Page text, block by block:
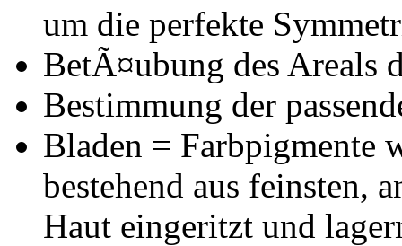
um die perfekte
BetÃ¤ubung des Areals
Bestimmung der
Bladen = Farbpigmente
bestehend aus feinsten,
Haut eingeritzt und